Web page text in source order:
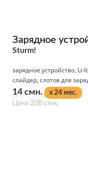
Зарядное
Sturm!
зарядное устройство,
слайдер, слотов для
14 смн.
x 24 мес.
Цена 258 смн.